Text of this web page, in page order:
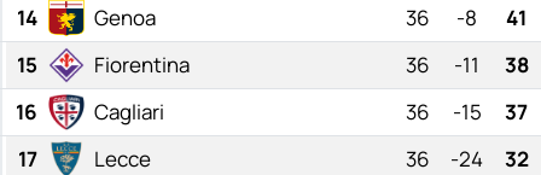
14
Genoa 36 -8
41
15
Fiorentina 36 -11
38
16
Cagliari 36 -15
37
17
Lecce 36 -24
32